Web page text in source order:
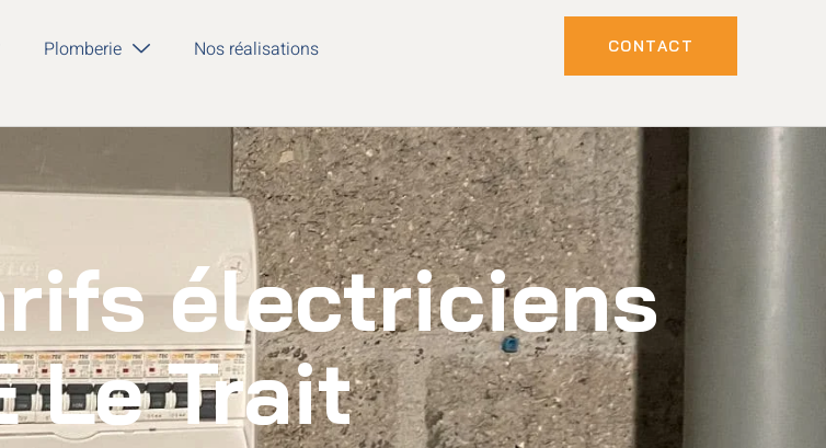
Plomberie Nos réalisations CONTACT
électriciens
Le Trait